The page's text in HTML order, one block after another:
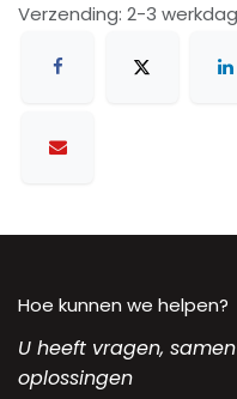
Verzending: 2-3
Hoe kunnen we helpen?
U heeft vragen,
oplossingen